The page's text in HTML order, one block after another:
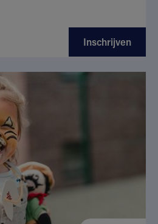
Inschrijven